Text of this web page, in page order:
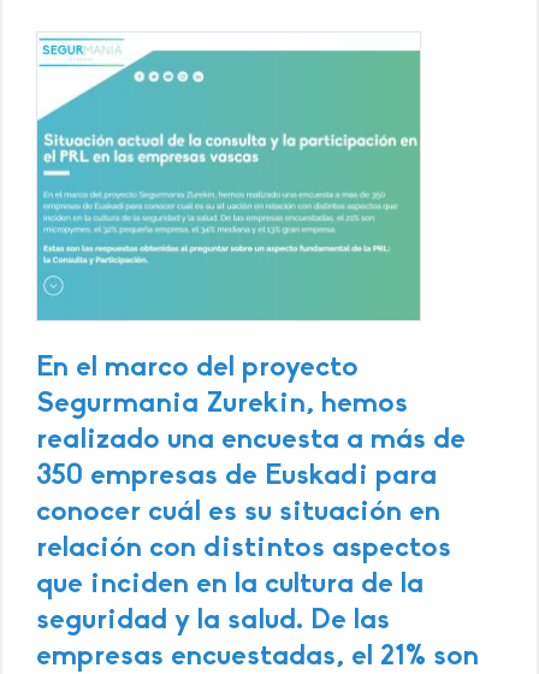
En el marco del proyecto
Segurmania Zurekin, hemos
realizado una encuesta a más de
350 empresas de Euskadi para
conocer cuál es su situación en
relación con distintos aspectos
que inciden en la cultura de la
seguridad y la salud. De las
empresas encuestadas, el 21% son